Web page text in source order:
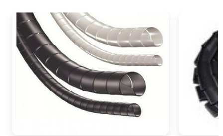
as melhores opções que atendam às suas
necessidades específicas, com preços
competitivos e condições especiais para
empresas. Não perca tempo, invista em
qualidade e segurança hoje mesmo!